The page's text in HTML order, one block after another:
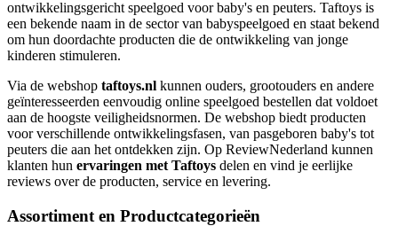
ontwikkelingsgericht speelgoed voor baby's en peuters. Taftoys is
een bekende naam in de sector van babyspeelgoed en staat bekend
om hun doordachte producten die de ontwikkeling van jonge
kinderen stimuleren.
Via de webshop taftoys.nl kunnen ouders, grootouders en andere
geïnteresseerden eenvoudig online speelgoed bestellen dat voldoet
aan de hoogste veiligheidsnormen. De webshop biedt producten
voor verschillende ontwikkelingsfasen, van pasgeboren baby's tot
peuters die aan het ontdekken zijn. Op ReviewNederland kunnen
klanten hun ervaringen met Taftoys delen en vind je eerlijke
reviews over de producten, service en levering.
Assortiment en Productcategorieën